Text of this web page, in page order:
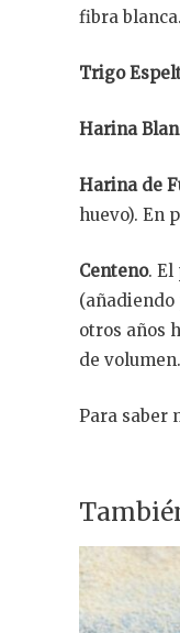
fibra blanca.
Trigo
Harina
Harina de
huevo). En
Centeno. El
(añadiendo
otros años
de
Para saber